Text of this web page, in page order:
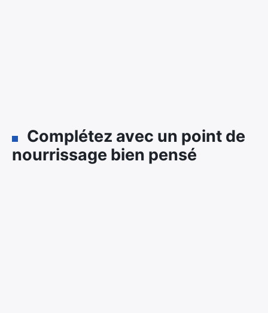
Complétez avec un point de
nourrissage bien pensé